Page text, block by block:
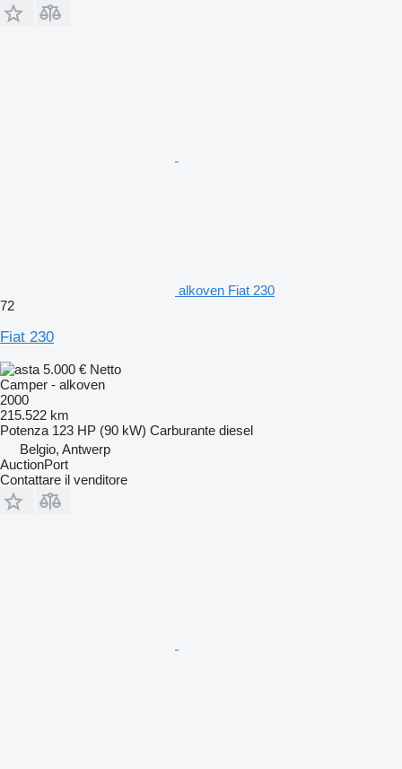
alkoven Fiat 230
72
Fiat 230
5.000 € Netto
Camper - alkoven
2000
215.522 km
Potenza 123 HP (90 kW) Carburante diesel
Belgio, Antwerp
AuctionPort
Contattare il venditore